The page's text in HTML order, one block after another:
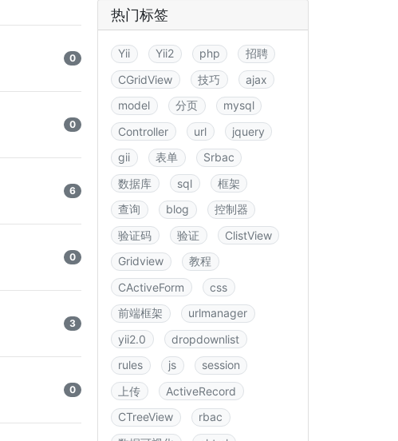
0
0
6
0
3
0
热门标签
Yii Yii2 php
招聘
CGridView
技巧
ajax
model
分页
mysql
Controller
url
jquery
gii
表单
Srbac
数据库
sql
框架
查询
blog
控制器
验证码
验证
ClistView
Gridview
教程
CActiveForm
css
前端框架
urlmanager
yii2.0
dropdownlist
rules
js
session
上传
ActiveRecord
CTreeView
rbac